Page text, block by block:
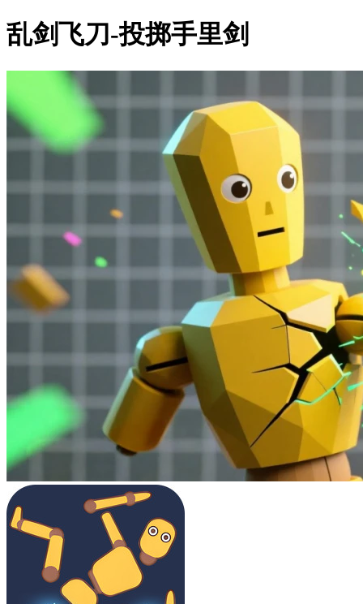
乱剑飞刀-投掷手里剑